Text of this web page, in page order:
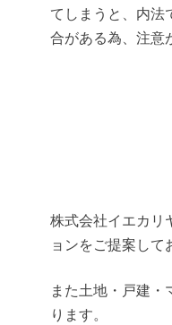
てしまうと、内法
合がある為、注意
株式会社イエカリ
ョンをご提案して
また土地・戸建・
ります。